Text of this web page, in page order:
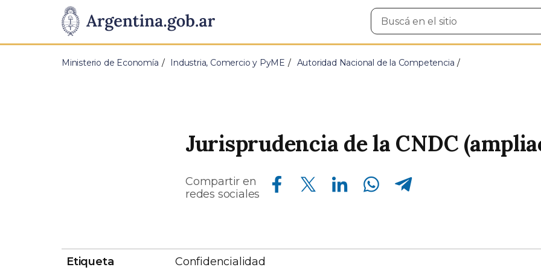
Presidencia
de
Pasar al contenido principal
Buscar
en
Ministerio de Economía Industria, Comercio y PyME Autoridad Nacional de la Competencia
Jurisprudencia de la CNDC
Compartir en
redes sociales
Compartir en Facebook Compartir en Twitter Compartir en Linkedin Compartir en Whatsapp Compartir en Telegram
Etiqueta
Confidencialidad